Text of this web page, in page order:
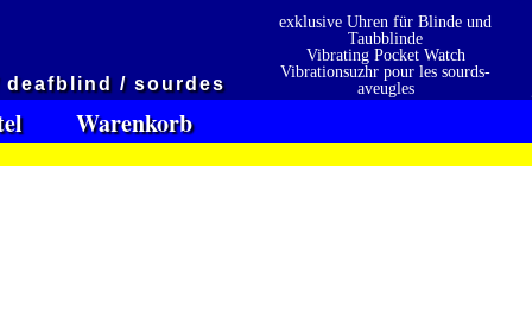
/ sourdes
exklusive Uhren für Blinde und
Taubblinde
Vibrating Pocket Watch
Vibrationsuzhr pour les sourds-
aveugles
Vibrationsuzhr para sordo-ciego
Warenkorb